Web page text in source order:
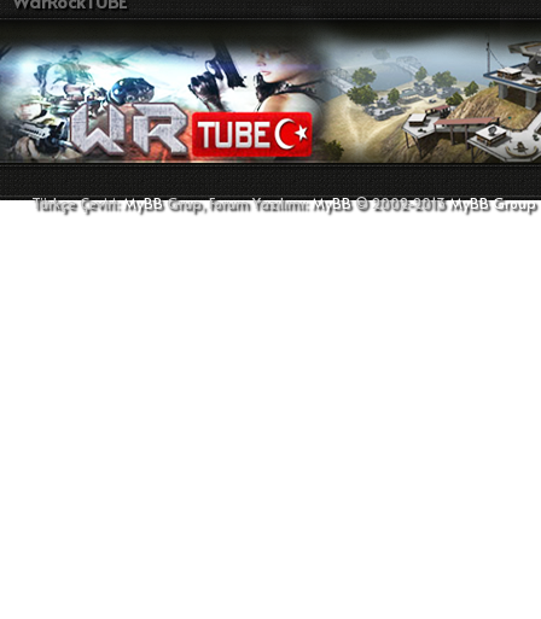
Türkçe Çeviri:MyBBGrup, Forum Yazılımı:MyBB© 2002-2013MyBB Group